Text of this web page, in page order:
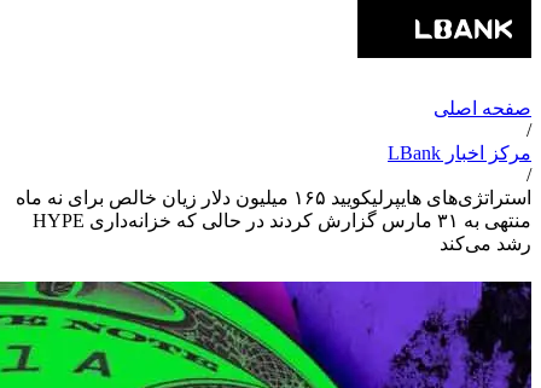
صفحه اصلی
/
مرکز اخبار LBank
/
استراتژی‌های هایپرلیکویید ۱۶۵ میلیون دلار زیان خالص برای نه ماه
منتهی به ۳۱ مارس گزارش کردند در حالی که خزانه‌داری HYPE
رشد می‌کند